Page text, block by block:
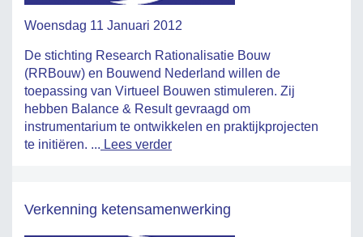
Woensdag 11 Januari 2012
De stichting Research Rationalisatie Bouw
(RRBouw) en Bouwend Nederland willen de
toepassing van Virtueel Bouwen stimuleren. Zij
hebben Balance & Result gevraagd om
instrumentarium te ontwikkelen en praktijkprojecten
te initiëren. ... Lees verder
Verkenning ketensamenwerking